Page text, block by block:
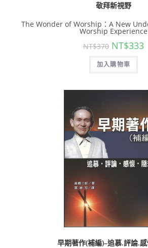
敬拜新視野
The Wonder of Worship：A New
Worship Experience
NT$370 NT$333
加入購物車
早期著作(補編)–追慕.評論.